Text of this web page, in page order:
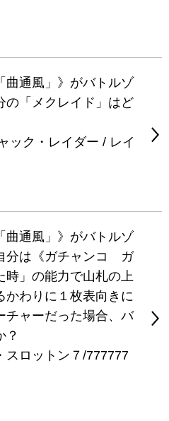
曲通風」》がバトルゾ
の「メクレイド」はど
ック・レイダー / レイ
曲通風」》がバトルゾ
分は《ガチャンコ ガ
時」の能力で山札の上
かわりに１枚表向きに
チャーだった場合、バ
？
スロットン７/777777